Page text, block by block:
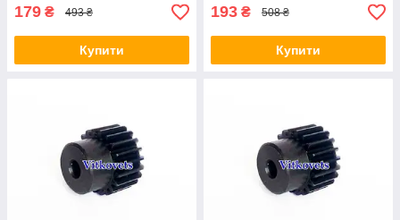
179 ₴ 493 ₴
Купити
193 ₴ 508 ₴
Купити